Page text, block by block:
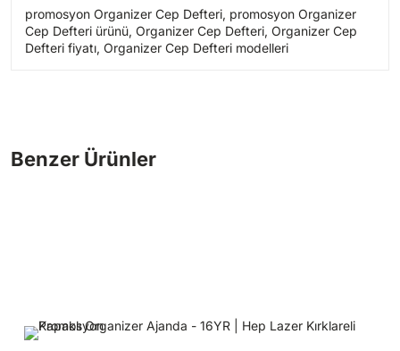
promosyon Organizer Cep Defteri, promosyon Organizer
Cep Defteri ürünü, Organizer Cep Defteri, Organizer Cep
Defteri fiyatı, Organizer Cep Defteri modelleri